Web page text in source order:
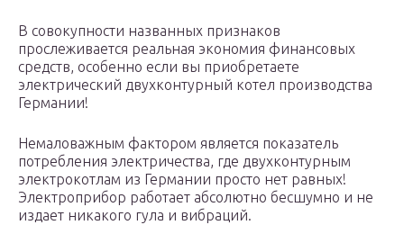
В совокупности названных признаков
прослеживается реальная экономия финансовых
средств, особенно если вы приобретаете
электрический двухконтурный котел производства
Германии!
Немаловажным фактором является показатель
потребления электричества, где двухконтурным
электрокотлам из Германии просто нет равных!
Электроприбор работает абсолютно бесшумно и не
издает никакого гула и вибраций.